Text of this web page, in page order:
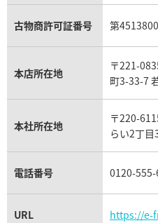
アクアマリン買取
オメガ買取
カルティエ買取
フランク ミュラー買取
リシャール・ミル買取
パネライ買取
チューダー（チュードル）買取
プラダ買取
モーブッサン買取
古物商許可証番号 第
本店所在地
〒221-
町3-33-7
本社所在地
〒220-
らい2丁
電話番号 0120-555-
URL https://e-